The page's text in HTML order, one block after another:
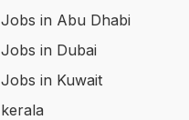
Jobs in Abu Dhabi
Jobs in Dubai
Jobs in Kuwait
kerala